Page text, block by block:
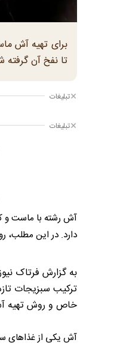
برای تهیه آش
تا نفخ آن گرفته
تبلیغات
تبلیغات
آش رشته با ماست و
دارد. در این
به گزارش فرتاک
ترکیب سبزیجات
خاص و روش تهیه
آش یکی از غذاهای